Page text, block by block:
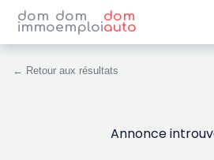
dom
immo
dom
emploi
dom
auto
← Retour aux résultats
Annonce